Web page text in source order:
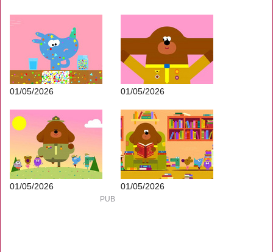
01/05/2026 01/05/2026
01/05/2026 01/05/2026